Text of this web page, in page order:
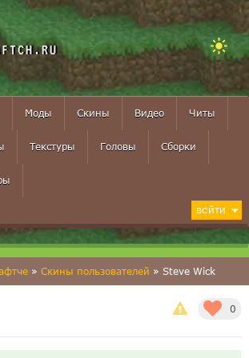
Моды Скины Видео Читы
Текстуры Головы Сборки
ВОЙТИ
» Скины пользователей » Steve Wick
0